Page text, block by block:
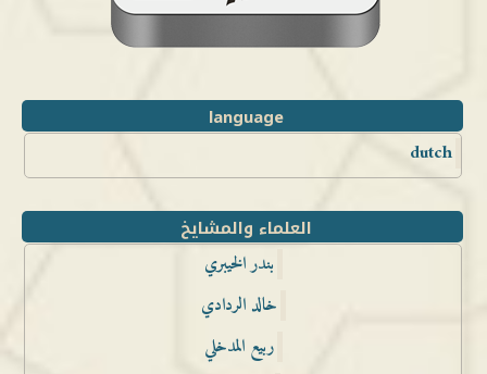
language
dutch
العلماء والمشايخ
بندر الخيبري
خالد الردادي
ربيع المدخلي